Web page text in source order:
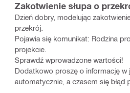
Zakotwienie słupa o
Dzień dobry, modelując
przekrój.
Pojawia się komunikat: Rodzina
projekcie.
Sprawdź wprowadzone wartości!
Dodatkowo proszę o informację
automatycznie, a czasem się błąd